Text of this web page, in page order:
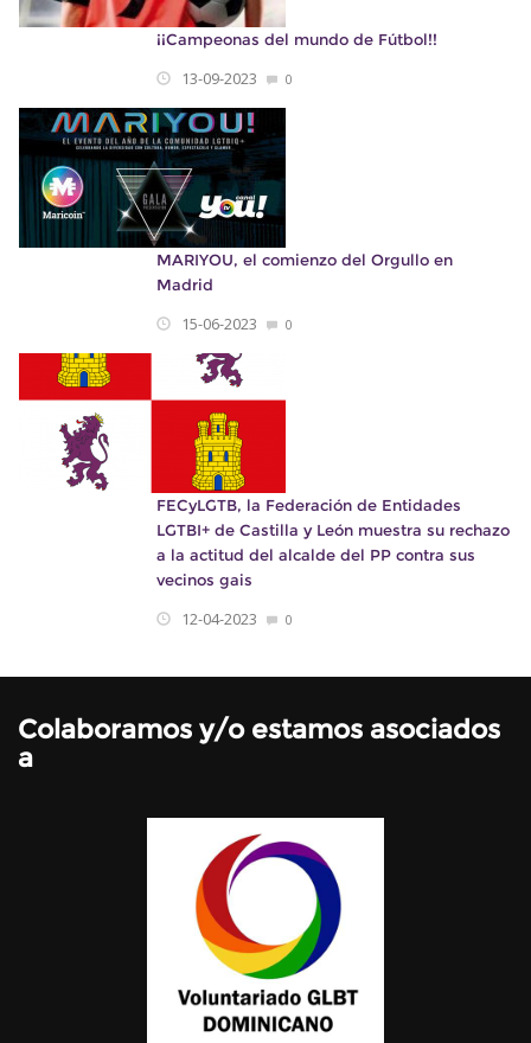
¡¡Campeonas del mundo de Fútbol!!
13-09-2023 0
MARIYOU, el comienzo del Orgullo en
Madrid
15-06-2023 0
FECyLGTB, la Federación de Entidades
LGTBI+ de Castilla y León muestra su rechazo
a la actitud del alcalde del PP contra sus
vecinos gais
12-04-2023 0
Colaboramos y/o estamos asociados
a